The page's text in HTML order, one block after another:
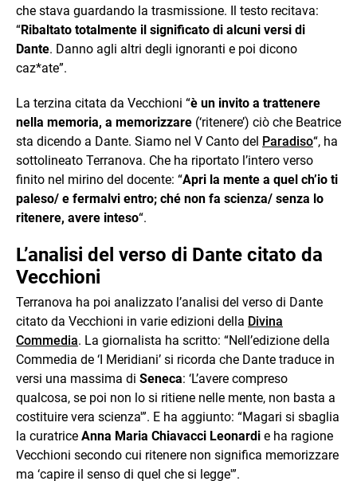
che stava guardando la trasmissione. Il testo recitava:
“Ribaltato totalmente il significato di alcuni versi di
Dante. Danno agli altri degli ignoranti e poi dicono
caz*ate”.
La terzina citata da Vecchioni “è un invito a trattenere
nella memoria, a memorizzare (‘ritenere’) ciò che Beatrice
sta dicendo a Dante. Siamo nel V Canto del Paradiso“, ha
sottolineato Terranova. Che ha riportato l’intero verso
finito nel mirino del docente: “Apri la mente a quel ch’io ti
paleso/ e fermalvi entro; ché non fa scienza/ senza lo
ritenere, avere inteso“.
L’analisi del verso di Dante citato da
Vecchioni
Terranova ha poi analizzato l’analisi del verso di Dante
citato da Vecchioni in varie edizioni della Divina
Commedia. La giornalista ha scritto: “Nell’edizione della
Commedia de ‘I Meridiani’ si ricorda che Dante traduce in
versi una massima di Seneca: ‘L’avere compreso
qualcosa, se poi non lo si ritiene nelle mente, non basta a
costituire vera scienza'”. E ha aggiunto: “Magari si sbaglia
la curatrice Anna Maria Chiavacci Leonardi e ha ragione
Vecchioni secondo cui ritenere non significa memorizzare
ma ‘capire il senso di quel che si legge'”.